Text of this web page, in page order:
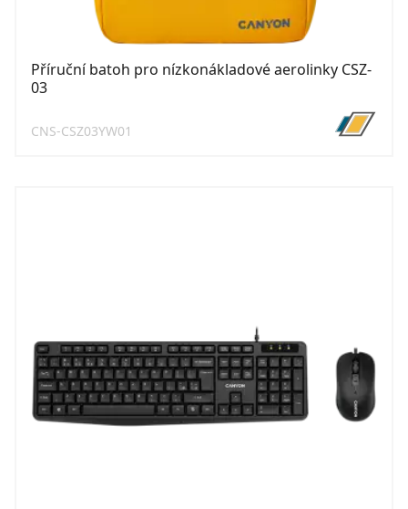
Příruční batoh pro nízkonákladové aerolinky CSZ-
03
CNS-CSZ03YW01